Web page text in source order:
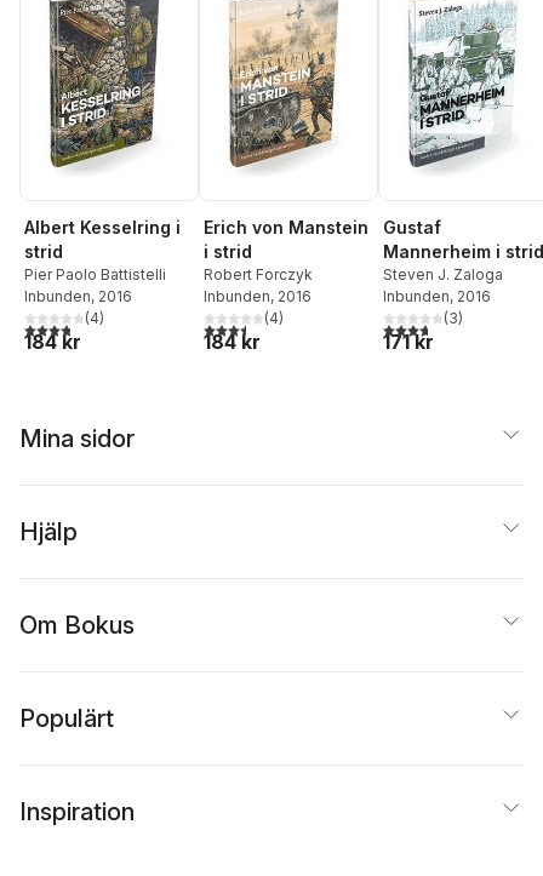
Albert Kesselring i
strid
Pier Paolo Battistelli
Inbunden, 2016
3,8utav 5 stjärnor. Totalt antal röster:
(4)
184 kr
Erich von Manstein
i strid
Robert Forczyk
Inbunden, 2016
3,5utav 5 stjärnor. Totalt antal röster:
(4)
184 kr
Gustaf
Mannerheim i strid
Steven J. Zaloga
Inbunden, 2016
3,7utav 5 stjärnor.
(3)
171 kr
Mina sidor
Hjälp
Om Bokus
Populärt
Inspiration